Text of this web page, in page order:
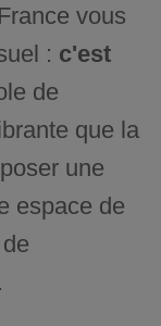
vous
: c'est
de
que la
une
espace de